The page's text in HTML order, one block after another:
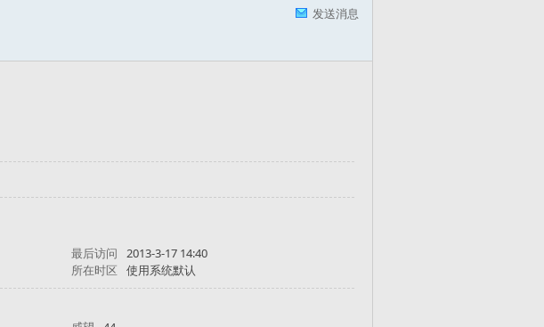
发送消息
最后访问
2013-3-17 14:40
所在时区 使用系统默认